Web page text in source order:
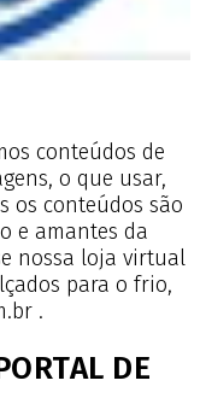
conteúdos de
o que usar,
os conteúdos são
e amantes da
nossa loja virtual
para o frio,
.
DE